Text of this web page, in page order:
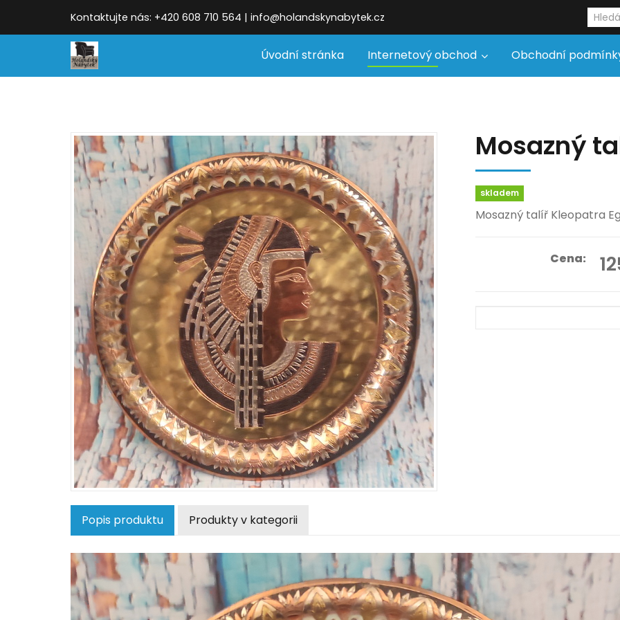
Kontaktujte nás: +420 608 710 564 | info@holandskynabytek.cz
Úvodní stránka Internetový obchod Obchodní
Mosazný
skladem
Mosazný talíř Kleopatra
Cena:
Popis produktu Produkty v kategorii